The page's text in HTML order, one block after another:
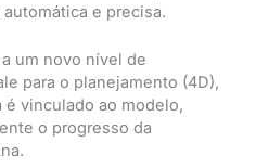
e precisa.
um novo nível de
para o planejamento (4D),
é vinculado ao modelo,
o progresso da